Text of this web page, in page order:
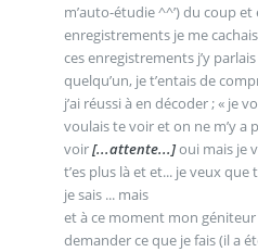
m’auto-étudie ^^’) du coup et écoutant mes
enregistrements je me
ces enregistrements j’y
quelqu’un, je t’entais de
j’ai réussi à en décoder ; « je
voulais te voir et on ne m’y a
voir[...attente...]oui mais je
t’es plus là et et... je veux que
je sais ... mais
et à ce moment mon
demander ce que je fais (il a